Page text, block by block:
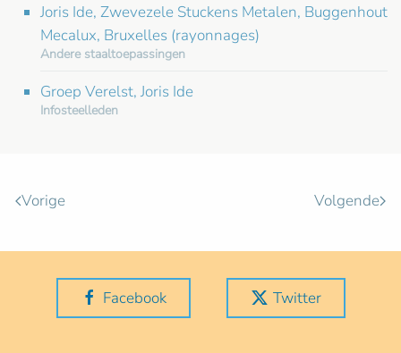
Joris Ide, Zwevezele Stuckens Metalen, Buggenhout
Mecalux, Bruxelles (rayonnages)
Andere staaltoepassingen
Groep Verelst, Joris Ide
Infosteelleden
Vorige Volgende
Facebook Twitter